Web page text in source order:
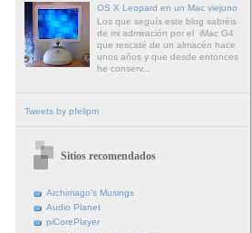
OS X Leopard en un Mac viejuno
Los que seguís este blog sabréis
de mi admiración por el iMac G4
que rescaté de un almacén hace
unos años y que desde entonces
he conserv...
Tweets by pfelipm
Sitios recomendados
Archimago's Musings
Audio Planet
piCorePlayer